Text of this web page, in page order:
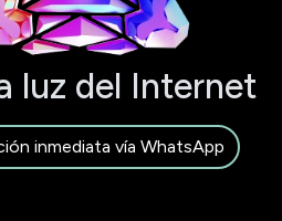
luz del Internet
inmediata vía WhatsApp